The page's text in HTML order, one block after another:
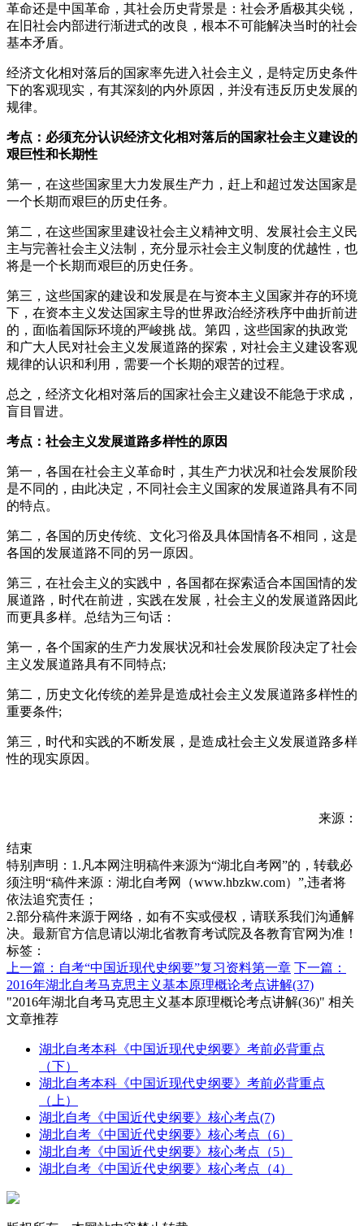
革命还是中国革命，其社会历史背景是：社会矛盾极其尖锐，
在旧社会内部进行渐进式的改良，根本不可能解决当时的社会
基本矛盾。
经济文化相对落后的国家率先进入社会主义，是特定历史条件
下的客观现实，有其深刻的内外原因，并没有违反历史发展的
规律。
考点：必须充分认识经济文化相对落后的国家社会主义建设的
艰巨性和长期性
第一，在这些国家里大力发展生产力，赶上和超过发达国家是
一个长期而艰巨的历史任务。
第二，在这些国家里建设社会主义精神文明、发展社会主义民
主与完善社会主义法制，充分显示社会主义制度的优越性，也
将是一个长期而艰巨的历史任务。
第三，这些国家的建设和发展是在与资本主义国家并存的环境
下，在资本主义发达国家主导的世界政治经济秩序中曲折前进
的，面临着国际环境的严峻挑 战。第四，这些国家的执政党
和广大人民对社会主义发展道路的探索，对社会主义建设客观
规律的认识和利用，需要一个长期的艰苦的过程。
总之，经济文化相对落后的国家社会主义建设不能急于求成，
盲目冒进。
考点：社会主义发展道路多样性的原因
第一，各国在社会主义革命时，其生产力状况和社会发展阶段
是不同的，由此决定，不同社会主义国家的发展道路具有不同
的特点。
第二，各国的历史传统、文化习俗及具体国情各不相同，这是
各国的发展道路不同的另一原因。
第三，在社会主义的实践中，各国都在探索适合本国国情的发
展道路，时代在前进，实践在发展，社会主义的发展道路因此
而更具多样。总结为三句话：
第一，各个国家的生产力发展状况和社会发展阶段决定了社会
主义发展道路具有不同特点;
第二，历史文化传统的差异是造成社会主义发展道路多样性的
重要条件;
第三，时代和实践的不断发展，是造成社会主义发展道路多样
性的现实原因。
来源：
结束
特别声明：1.凡本网注明稿件来源为“湖北自考网”的，转载必
须注明“稿件来源：湖北自考网（www.hbzkw.com）”,违者将
依法追究责任；
2.部分稿件来源于网络，如有不实或侵权，请联系我们沟通解
决。最新官方信息请以湖北省教育考试院及各教育官网为准！
标签：
上一篇：自考“中国近现代史纲要”复习资料第一章 下一篇：
2016年湖北自考马克思主义基本原理概论考点讲解(37)
"2016年湖北自考马克思主义基本原理概论考点讲解(36)" 相关
文章推荐
湖北自考本科《中国近现代史纲要》考前必背重点
（下）
湖北自考本科《中国近现代史纲要》考前必背重点
（上）
湖北自考《中国近代史纲要》核心考点(7)
湖北自考《中国近代史纲要》核心考点（6）
湖北自考《中国近代史纲要》核心考点（5）
湖北自考《中国近代史纲要》核心考点（4）